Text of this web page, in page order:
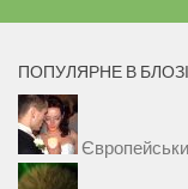
ПОПУЛЯРНЕ В